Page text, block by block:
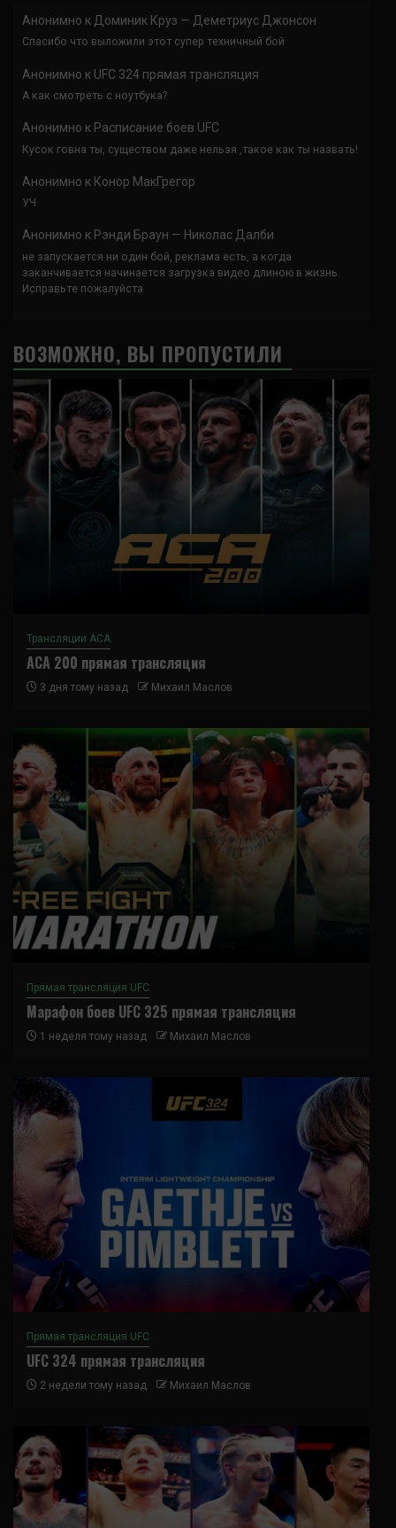
Анонимно к Доминик Круз — Деметриус Джонсон
Спасибо что выложили этот супер техничный бой
Анонимно к UFC 324 прямая трансляция
А как смотреть с ноутбука?
Анонимно к Расписание боев UFC
Кусок говна ты, существом даже нельзя ,такое как ты назвать!
Анонимно к Конор МакГрегор
УЧ
Анонимно к Рэнди Браун — Николас Далби
не запускается ни один бой, реклама есть, а когда
заканчивается начинается загрузка видео длиною в жизнь.
Исправьте пожалуйста
ВОЗМОЖНО, ВЫ ПРОПУСТИЛИ
Трансляции ACA
ACA 200 прямая трансляция
3 дня тому назад Михаил Маслов
Прямая трансляция UFC
Марафон боев UFC 325 прямая трансляция
1 неделя тому назад Михаил Маслов
Прямая трансляция UFC
UFC 324 прямая трансляция
2 недели тому назад Михаил Маслов